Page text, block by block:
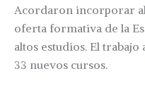
Acordaron incorporar
oferta formativa de la
altos estudios. El
33 nuevos cursos.